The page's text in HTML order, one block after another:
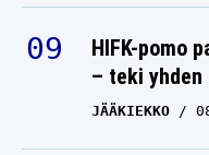
HIFK-pomo
– teki
JÄÄKIEKKO